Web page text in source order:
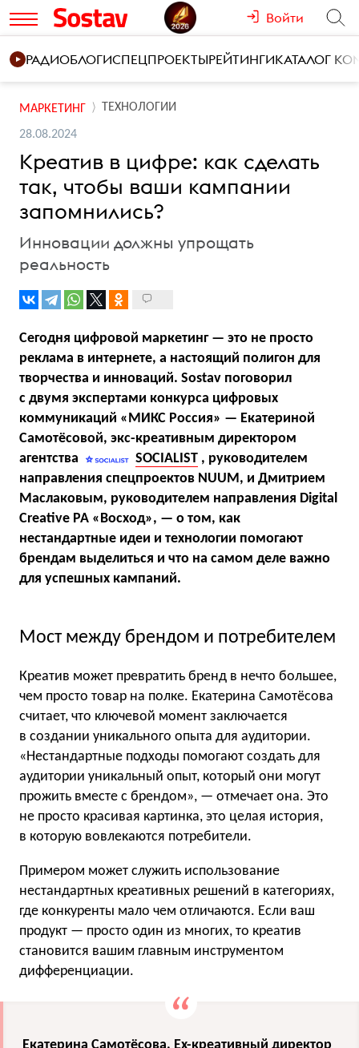
Войти
РАДИОБЛОГИСПЕЦПРОЕКТЫРЕЙТИНГИКАТАЛОГ
МАРКЕТИНГ ТЕХНОЛОГИИ
28.08.2024
Креатив в цифре: как сделать
так, чтобы ваши кампании
запомнились?
Инновации должны упрощать
реальность
Сегодня цифровой маркетинг — это не просто
реклама в интернете, а настоящий полигон для
творчества и инноваций. Sostav поговорил
с двумя экспертами конкурса цифровых
коммуникаций «МИКС Россия» — Екатериной
Самотёсовой, экс-креативным директором
агентства
SOCIALIST , руководителем
направления спецпроектов NUUM, и Дмитрием
Маслаковым, руководителем направления Digital
Creative РА «Восход», — о том, как
нестандартные идеи и технологии помогают
брендам выделиться и что на самом деле важно
для успешных кампаний.
Мост между брендом и потребителем
Креатив может превратить бренд в нечто большее,
чем просто товар на полке. Екатерина Самотёсова
считает, что ключевой момент заключается
в создании уникального опыта для аудитории.
«Нестандартные подходы помогают создать для
аудитории уникальный опыт, который они могут
прожить вместе с брендом», — отмечает она. Это
не просто красивая картинка, это целая история,
в которую вовлекаются потребители.
Примером может служить использование
нестандартных креативных решений в категориях,
где конкуренты мало чем отличаются. Если ваш
продукт — просто один из многих, то креатив
становится вашим главным инструментом
дифференциации.